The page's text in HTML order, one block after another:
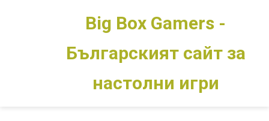
Switch skin
Big Box Gamers -
Българският сайт за
настолни игри